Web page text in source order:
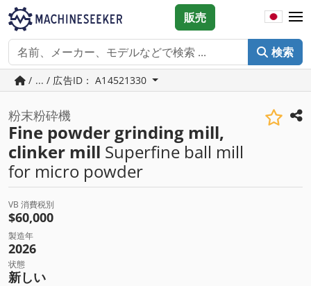
検索
販売
/ ... / 広告ID： A14521330
粉末粉砕機
Fine powder grinding mill,
clinker mill Superfine ball mill
for micro powder
VB 消費税別
$60,000
製造年
2026
状態
新しい